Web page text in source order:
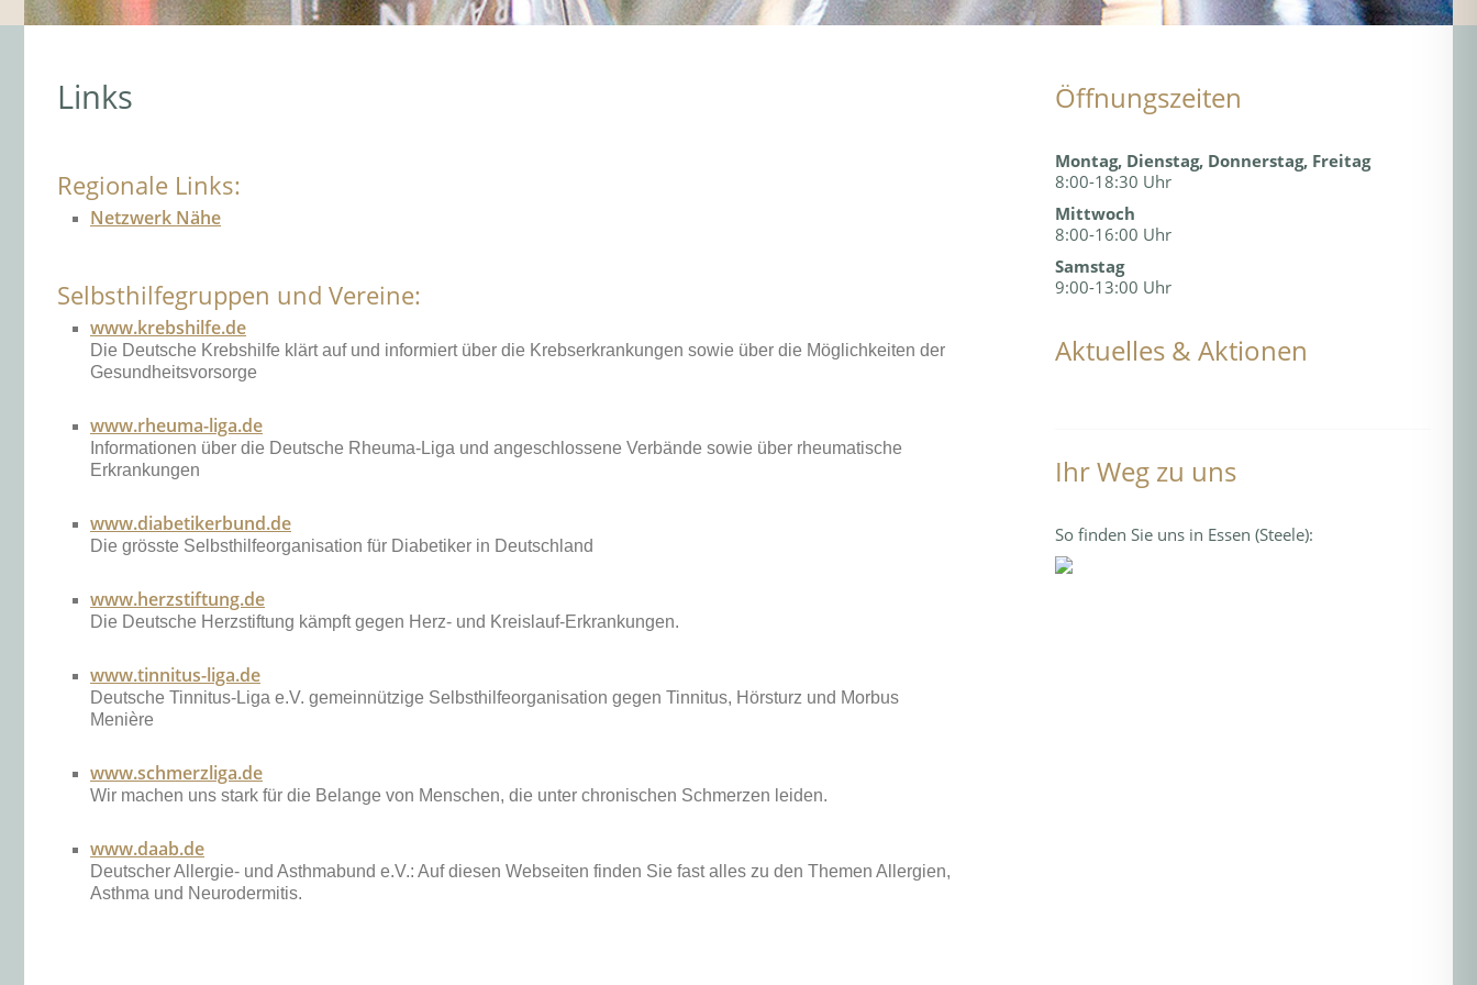
Links
Regionale Links:
Netzwerk Nähe
Selbsthilfegruppen und Vereine:
www.krebshilfe.de
Die Deutsche Krebshilfe klärt auf und informiert über die Krebserkrankungen sowie über die Möglichkeiten der
Gesundheitsvorsorge
www.rheuma-liga.de
Informationen über die Deutsche Rheuma-Liga und angeschlossene Verbände sowie über rheumatische
Erkrankungen
www.diabetikerbund.de
Die grösste Selbsthilfeorganisation für Diabetiker in Deutschland
www.herzstiftung.de
Die Deutsche Herzstiftung kämpft gegen Herz- und Kreislauf-Erkrankungen.
www.tinnitus-liga.de
Deutsche Tinnitus-Liga e.V. gemeinnützige Selbsthilfeorganisation gegen Tinnitus, Hörsturz und Morbus
Menière
www.schmerzliga.de
Wir machen uns stark für die Belange von Menschen, die unter chronischen Schmerzen leiden.
www.daab.de
Deutscher Allergie- und Asthmabund e.V.: Auf diesen Webseiten finden Sie fast alles zu den Themen Allergien,
Asthma und Neurodermitis.
Öffnungszeiten
Montag, Dienstag, Donnerstag, Freitag
8:00-18:30 Uhr
Mittwoch
8:00-16:00 Uhr
Samstag
9:00-13:00 Uhr
Aktuelles & Aktionen
Ihr Weg zu uns
So finden Sie uns in Essen (Steele):